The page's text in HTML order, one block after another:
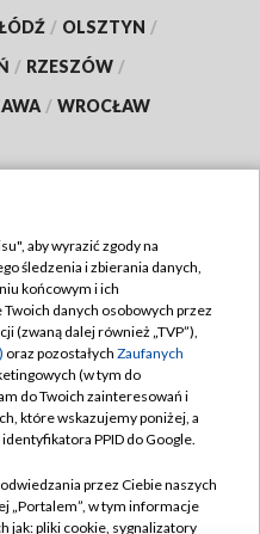
/ OLSZTYN /
/ RZESZÓW /
/ WROCŁAW
TVP
aby wyrazić zgody na
śledzenia i zbierania danych,
końcowym i ich
danych osobowych przez
(zwaną dalej również „TVP”),
oraz pozostałych Zaufanych
(w tym do
do Twoich zainteresowań i
które wskazujemy poniżej, a
PPID do Google.
przez Ciebie naszych
„Portalem”, w tym informacje
jak: pliki cookie, sygnalizatory